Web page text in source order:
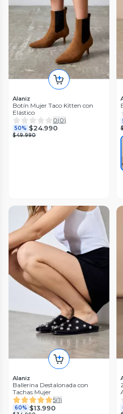
Alaniz
Botín Mujer Taco Kitten con
Elástico
0(0)
50% $24.990
$49.990
Alaniz
Ballerina Destalonada con
Tachas Mujer
5(1)
60% $13.990